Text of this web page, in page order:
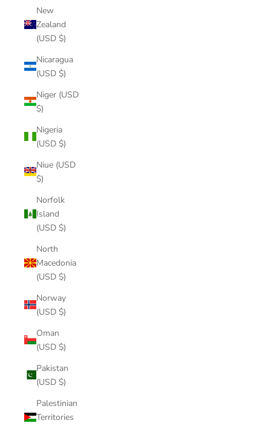
New
Zealand
(USD $)
Nicaragua
(USD $)
Niger (USD
$)
Nigeria
(USD $)
Niue (USD
$)
Norfolk
Island
(USD $)
North
Macedonia
(USD $)
Norway
(USD $)
Oman
(USD $)
Pakistan
(USD $)
Palestinian
Territories